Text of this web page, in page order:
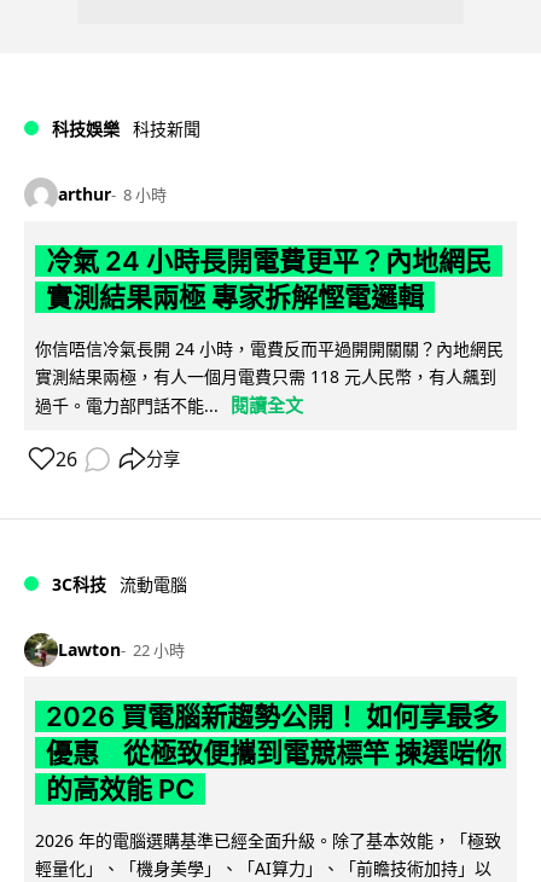
科技娛樂 科技新聞
arthur 8 小時
冷氣 24 小時長開電費更平？內地網民
實測結果兩極 專家拆解慳電邏輯
你信唔信冷氣長開 24 小時，電費反而平過開開關關？內地網民
實測結果兩極，有人一個月電費只需 118 元人民幣，有人飆到
過千。電力部門話不能...
閱讀全文
26 分享
3C科技 流動電腦
Lawton 22 小時
2026 買電腦新趨勢公開！ 如何享最多
優惠 從極致便攜到電競標竿 揀選啱你
的高效能 PC
2026 年的電腦選購基準已經全面升級。除了基本效能，「極致
輕量化」、「機身美學」、「AI算力」、「前瞻技術加持」以